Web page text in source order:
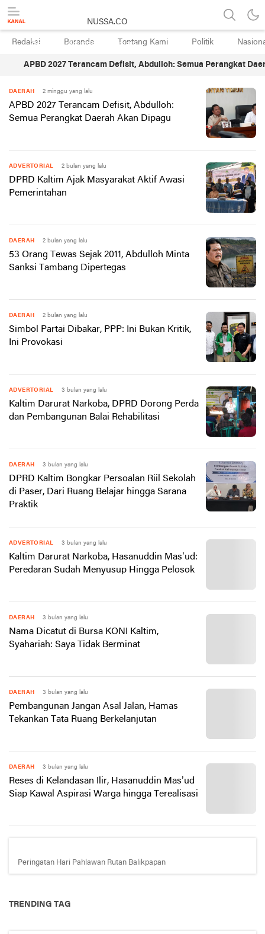
NUSSA.CO
Berita & Informasi Nusantara
Redaksi Beranda Tentang Kami Politik
APBD 2027 Terancam Defisit, Abdulloh: Semua Perangkat
DAERAH 2 minggu yang lalu
APBD 2027 Terancam Defisit, Abdulloh:
Semua Perangkat Daerah Akan Dipagu
ADVERTORIAL 2 bulan yang lalu
DPRD Kaltim Ajak Masyarakat Aktif Awasi
Pemerintahan
DAERAH 2 bulan yang lalu
53 Orang Tewas Sejak 2011, Abdulloh Minta
Sanksi Tambang Dipertegas
DAERAH 2 bulan yang lalu
Simbol Partai Dibakar, PPP: Ini Bukan Kritik,
Ini Provokasi
ADVERTORIAL 3 bulan yang lalu
Kaltim Darurat Narkoba, DPRD Dorong Perda
dan Pembangunan Balai Rehabilitasi
DAERAH 3 bulan yang lalu
DPRD Kaltim Bongkar Persoalan Riil Sekolah
di Paser, Dari Ruang Belajar hingga Sarana
Praktik
ADVERTORIAL 3 bulan yang lalu
Kaltim Darurat Narkoba, Hasanuddin Mas’ud:
Peredaran Sudah Menyusup Hingga Pelosok
DAERAH 3 bulan yang lalu
Nama Dicatut di Bursa KONI Kaltim,
Syahariah: Saya Tidak Berminat
DAERAH 3 bulan yang lalu
Pembangunan Jangan Asal Jalan, Hamas
Tekankan Tata Ruang Berkelanjutan
DAERAH 3 bulan yang lalu
Reses di Kelandasan Ilir, Hasanuddin Mas’ud
Siap Kawal Aspirasi Warga hingga Terealisasi
Peringatan Hari Pahlawan Rutan Balikpapan
TRENDING TAG